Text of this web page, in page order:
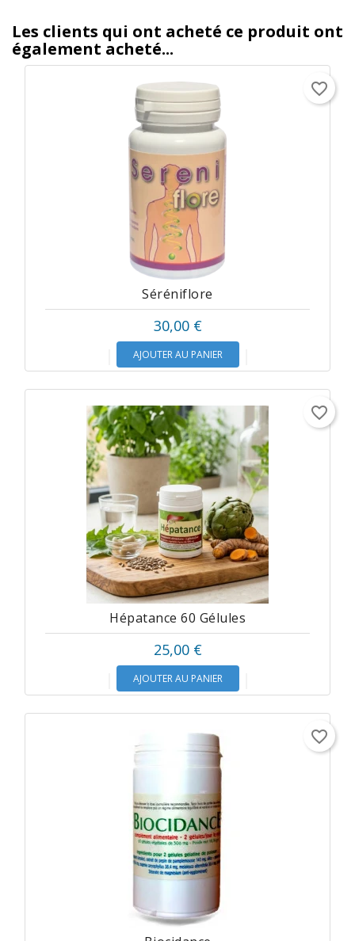
Les clients qui ont acheté ce produit ont
également acheté...
Séréniflore
30,00 €
AJOUTER AU PANIER
favorite_border
Hépatance 60 Gélules
25,00 €
AJOUTER AU PANIER
favorite_border
favorite_border